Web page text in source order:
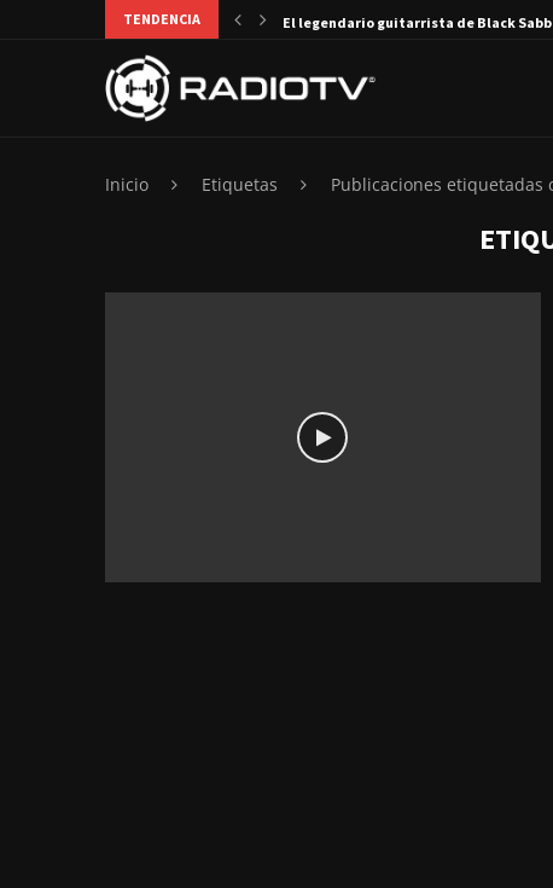
TENDENCIA El legendario guitarrista de Black
Inicio Etiquetas Publicaciones etiquetadas